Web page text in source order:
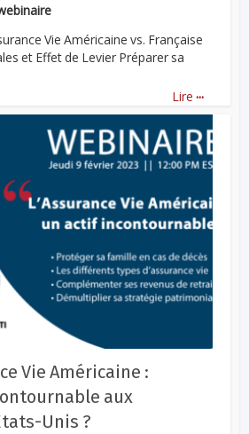
Vie Américaine vs. Française
et Effet de Levier Préparer sa
Lire ...
Vie Américaine :
aux
Unis ?